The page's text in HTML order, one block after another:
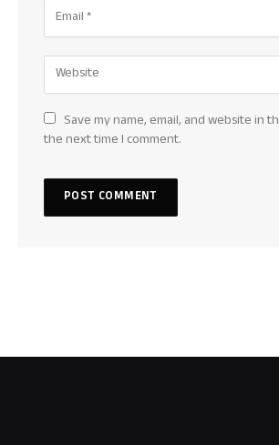
Save my name, email, and website in
the next time I comment.